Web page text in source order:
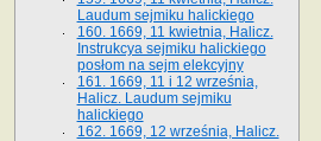
Laudum sejmiku halickiego
160. 1669, 11 kwietnia, Halicz.
Instrukcya sejmiku halickiego
posłom na sejm elekcyjny
161. 1669, 11 i 12 września,
Halicz. Laudum sejmiku
halickiego
162. 1669, 12 września, Halicz.